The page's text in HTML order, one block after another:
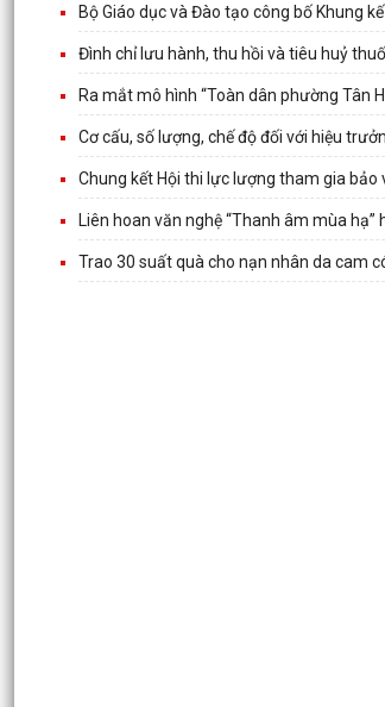
Bộ Giáo dục và Đào tạo công bố Khung
Đình chỉ lưu hành, thu hồi và tiêu huỷ
Ra mắt mô hình “Toàn dân phường Tân
Cơ cấu, số lượng, chế độ đối với hiệu
Chung kết Hội thi lực lượng tham gia
Liên hoan văn nghệ “Thanh âm mùa
Trao 30 suất quà cho nạn nhân da cam